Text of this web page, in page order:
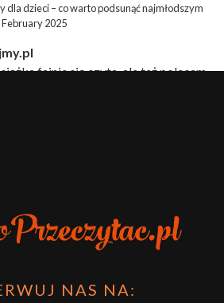
dla dzieci – co warto podsunąć najmłodszym
February 2025
fajnie się czyta, ale też polecam
się np na czytniku.
ten gadżet powinien mieć każdy
2023
NAS NA: